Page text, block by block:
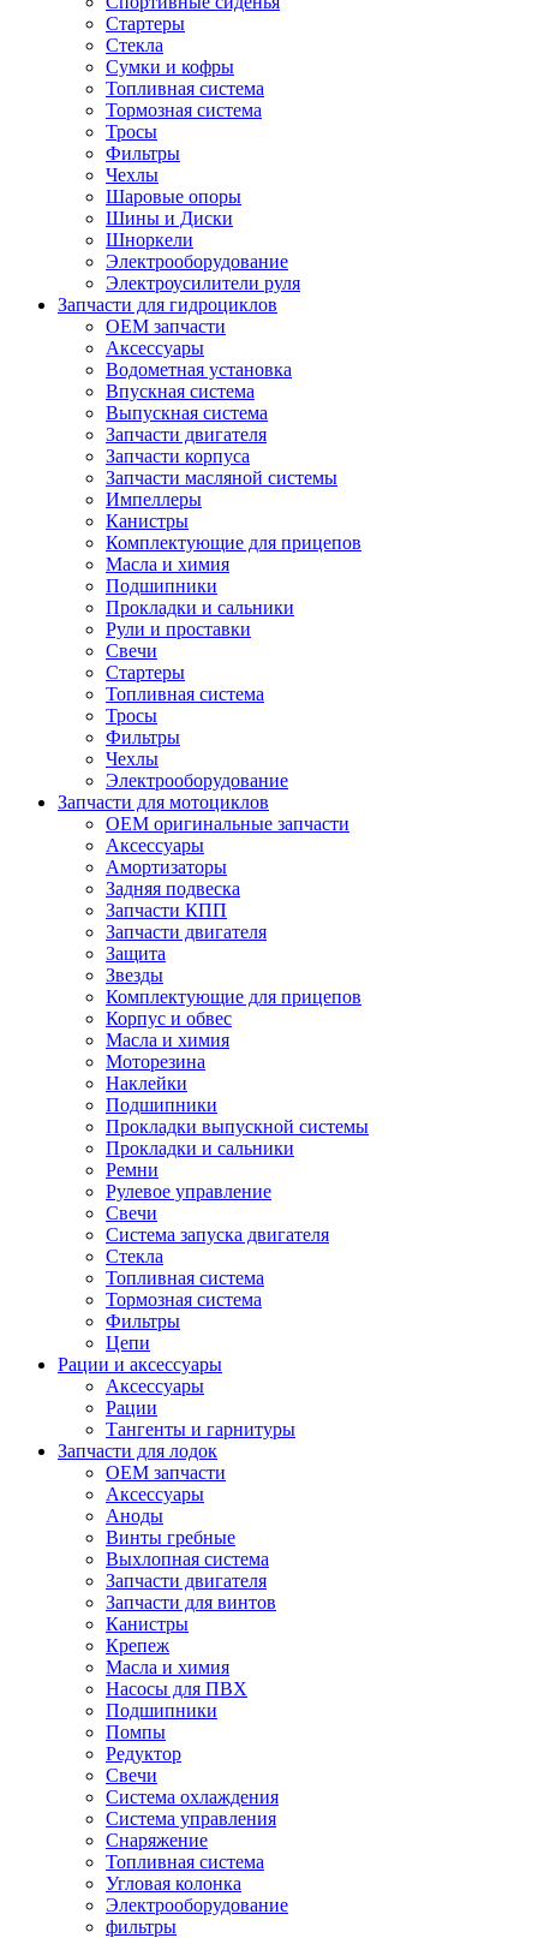
Стартеры
Стекла
Сумки и кофры
Топливная система
Тормозная система
Тросы
Фильтры
Чехлы
Шаровые опоры
Шины и Диски
Шноркели
Электрооборудование
Электроусилители руля
Запчасти для гидроциклов
OEM запчасти
Аксессуары
Водометная установка
Впускная система
Выпускная система
Запчасти двигателя
Запчасти корпуса
Запчасти масляной системы
Импеллеры
Канистры
Комплектующие для прицепов
Масла и химия
Подшипники
Прокладки и сальники
Рули и проставки
Свечи
Стартеры
Топливная система
Тросы
Фильтры
Чехлы
Электрооборудование
Запчасти для мотоциклов
OEM оригинальные запчасти
Аксессуары
Амортизаторы
Задняя подвеска
Запчасти КПП
Запчасти двигателя
Защита
Звезды
Комплектующие для прицепов
Корпус и обвес
Масла и химия
Моторезина
Наклейки
Подшипники
Прокладки выпускной системы
Прокладки и сальники
Ремни
Рулевое управление
Свечи
Система запуска двигателя
Стекла
Топливная система
Тормозная система
Фильтры
Цепи
Рации и аксессуары
Аксессуары
Рации
Тангенты и гарнитуры
Запчасти для лодок
OEM запчасти
Аксессуары
Аноды
Винты гребные
Выхлопная система
Запчасти двигателя
Запчасти для винтов
Канистры
Крепеж
Масла и химия
Насосы для ПВХ
Подшипники
Помпы
Редуктор
Свечи
Система охлаждения
Система управления
Снаряжение
Топливная система
Угловая колонка
Электрооборудование
фильтры